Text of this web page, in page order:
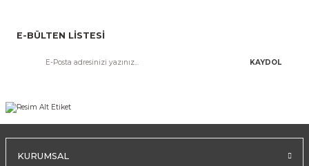
E-BÜLTEN LİSTESİ
KAYDOL
KURUMSAL